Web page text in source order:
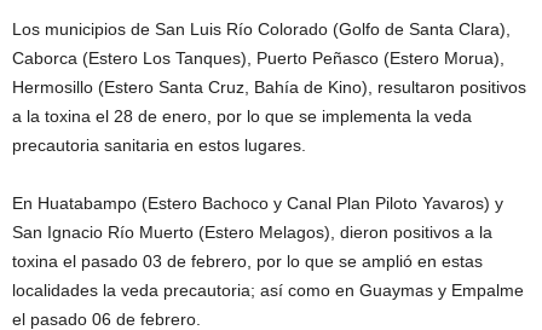
Los municipios de San Luis Río Colorado (Golfo de Santa Clara),
Caborca (Estero Los Tanques), Puerto Peñasco (Estero Morua),
Hermosillo (Estero Santa Cruz, Bahía de Kino), resultaron positivos
a la toxina el 28 de enero, por lo que se implementa la veda
precautoria sanitaria en estos lugares.
En Huatabampo (Estero Bachoco y Canal Plan Piloto Yavaros) y
San Ignacio Río Muerto (Estero Melagos), dieron positivos a la
toxina el pasado 03 de febrero, por lo que se amplió en estas
localidades la veda precautoria; así como en Guaymas y Empalme
el pasado 06 de febrero.